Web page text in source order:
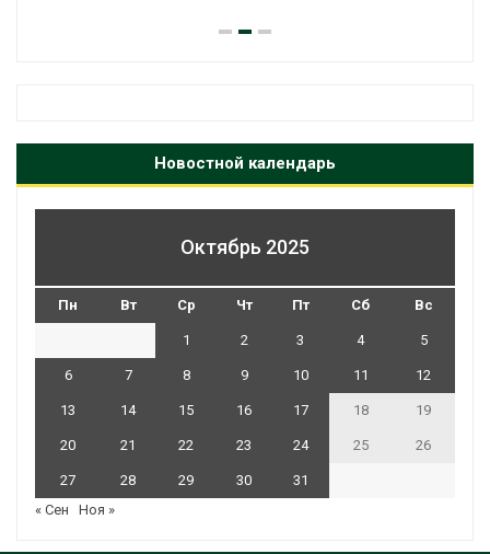
Новостной календарь
Октябрь 2025
Пн Вт Ср Чт Пт Сб Вс
1 2 3 4 5
6 7 8 9 10 11 12
13 14 15 16 17 18 19
20 21 22 23 24 25 26
27 28 29 30
31
« Сен
Ноя »